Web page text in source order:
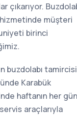
çıkarıyor.
müşteri
birinci
buzdolabı tamircisi
Karabük
haftanın her
araçlarıyla